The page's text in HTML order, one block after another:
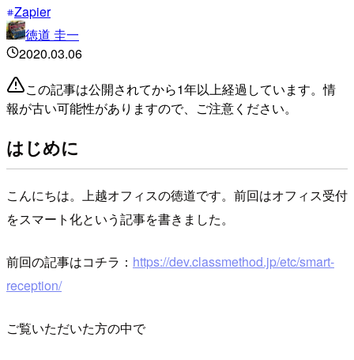
Zapier
徳道 圭一
2020.03.06
この記事は公開されてから1年以上経過しています。情
報が古い可能性がありますので、ご注意ください。
はじめに
こんにちは。上越オフィスの徳道です。前回はオフィス受付
をスマート化という記事を書きました。
前回の記事はコチラ： https://dev.classmethod.jp/etc/smart-
reception/
ご覧いただいた方の中で